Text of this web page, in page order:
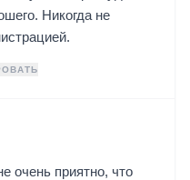
Никогда не
очень приятно, что